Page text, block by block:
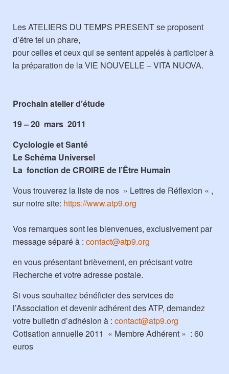
Les ATELIERS DU TEMPS PRESENT se proposent
d’être tel un phare,
pour celles et ceux qui se sentent appelés à participer à
la préparation de la VIE NOUVELLE – VITA NUOVA.
Prochain atelier d’étude
19 – 20 mars 2011
Cyclologie et Santé
Le Schéma Universel
La fonction de CROIRE de l’Être Humain
Vous trouverez la liste de nos » Lettres de Réflexion « ,
sur notre site: https://www.atp9.org
Vos remarques sont les bienvenues, exclusivement par
message séparé à : contact@atp9.org
en vous présentant brièvement, en précisant votre
Recherche et votre adresse postale.
Si vous souhaitez bénéficier des services de
l’Association et devenir adhérent des ATP, demandez
votre bulletin d’adhésion à : contact@atp9.org
Cotisation annuelle 2011 « Membre Adhérent » : 60
euros